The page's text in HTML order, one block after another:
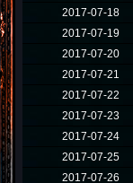
2017-07-18
2017-07-19
2017-07-20
2017-07-21
2017-07-22
2017-07-23
2017-07-24
2017-07-25
2017-07-26